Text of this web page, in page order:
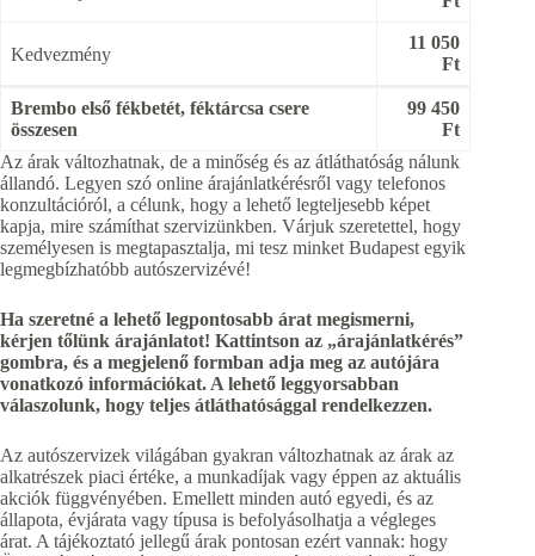
Kedvezmény
11 050
Ft
Brembo első fékbetét, féktárcsa csere
összesen
99 450
Ft
Az árak változhatnak, de a minőség és az átláthatóság nálunk
állandó. Legyen szó online árajánlatkérésről vagy telefonos
konzultációról, a célunk, hogy a lehető legteljesebb képet
kapja, mire számíthat szervizünkben. Várjuk szeretettel, hogy
személyesen is megtapasztalja, mi tesz minket Budapest egyik
legmegbízhatóbb autószervizévé!
Ha szeretné a lehető legpontosabb árat megismerni,
kérjen tőlünk árajánlatot! Kattintson az „árajánlatkérés”
gombra, és a megjelenő formban adja meg az autójára
vonatkozó információkat. A lehető leggyorsabban
válaszolunk, hogy teljes átláthatósággal rendelkezzen.
Az autószervizek világában gyakran változhatnak az árak az
alkatrészek piaci értéke, a munkadíjak vagy éppen az aktuális
akciók függvényében. Emellett minden autó egyedi, és az
állapota, évjárata vagy típusa is befolyásolhatja a végleges
árat. A tájékoztató jellegű árak pontosan ezért vannak: hogy